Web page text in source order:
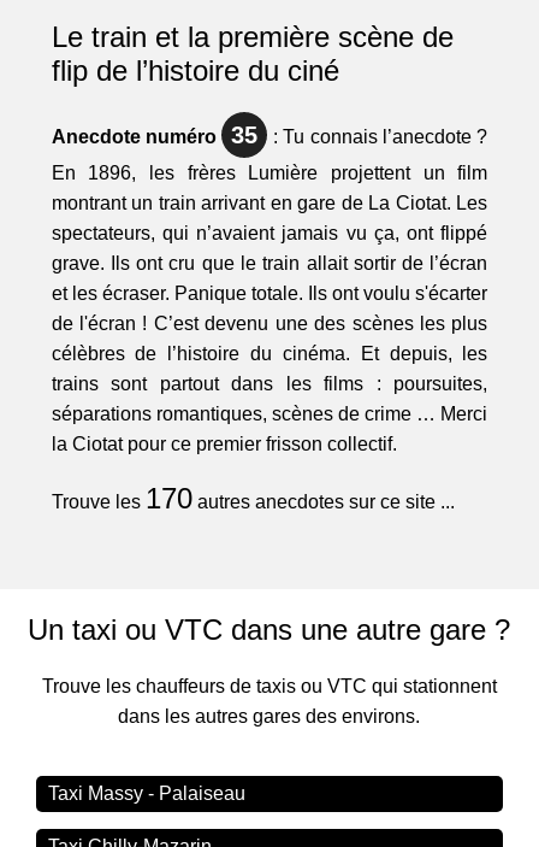
Le train et la première scène de
flip de l’histoire du ciné
Anecdote numéro 35
: Tu connais l’anecdote ?
En 1896, les frères Lumière projettent un film
montrant un train arrivant en gare de La Ciotat. Les
spectateurs, qui n’avaient jamais vu ça, ont flippé
grave. Ils ont cru que le train allait sortir de l’écran
et les écraser. Panique totale. Ils ont voulu s'écarter
de l'écran ! C’est devenu une des scènes les plus
célèbres de l’histoire du cinéma. Et depuis, les
trains sont partout dans les films : poursuites,
séparations romantiques, scènes de crime … Merci
la Ciotat pour ce premier frisson collectif.
Trouve les 170autres anecdotes sur ce site ...
Un taxi ou VTC dans une autre gare ?
Trouve les chauffeurs de taxis ou VTC qui stationnent
dans les autres gares des environs.
Taxi Massy - Palaiseau